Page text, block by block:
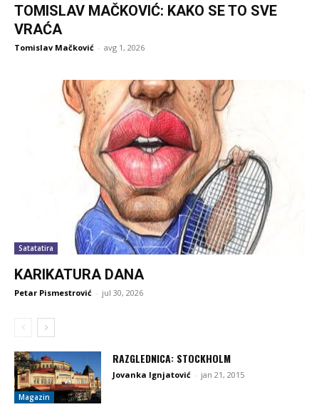
TOMISLAV MAČKOVIĆ: KAKO SE TO SVE
VRAĆA
Tomislav Mačković - avg 1, 2026
Satatatira
KARIKATURA DANA
Petar Pismestrović - jul 30, 2026
Magazin
RAZGLEDNICA: STOCKHOLM
Jovanka Ignjatović - jan 21, 2015